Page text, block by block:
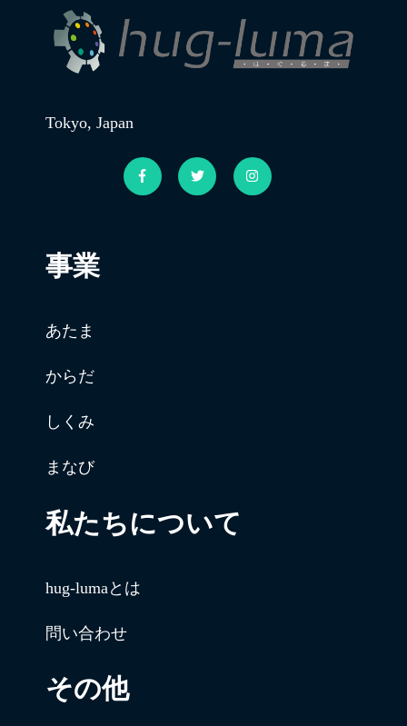
Tokyo, Japan
事業
あたま
からだ
しくみ
まなび
私たちについて
hug-lumaとは
問い合わせ
その他